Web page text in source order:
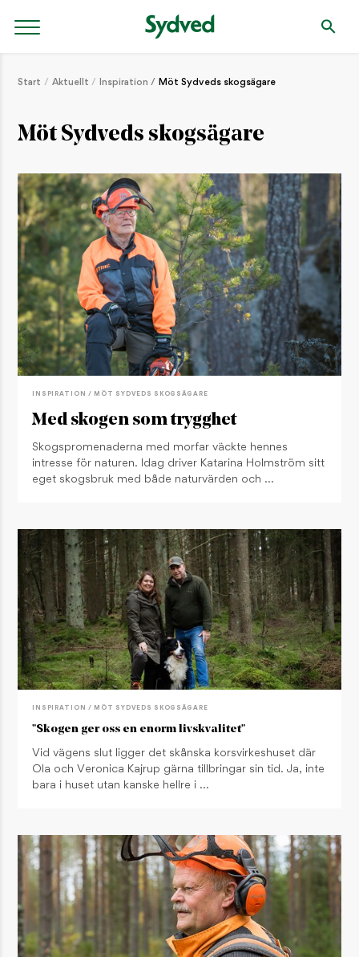
Start Aktuellt Inspiration Möt Sydveds skogsägare
Möt Sydveds skogsägare
INSPIRATION / MÖT SYDVEDS SKOGSÄGARE
Med skogen som trygghet
Skogspromenaderna med morfar väckte hennes
intresse för naturen. Idag driver Katarina Holmström sitt
eget skogsbruk med både naturvärden och …
INSPIRATION / MÖT SYDVEDS SKOGSÄGARE
"Skogen ger oss en enorm livskvalitet"
Vid vägens slut ligger det skånska korsvirkeshuset där
Ola och Veronica Kajrup gärna tillbringar sin tid. Ja, inte
bara i huset utan kanske hellre i …